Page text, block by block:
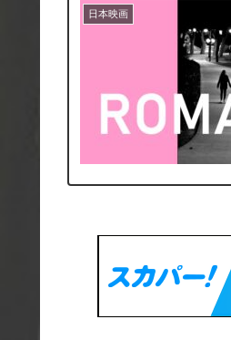
日本映画